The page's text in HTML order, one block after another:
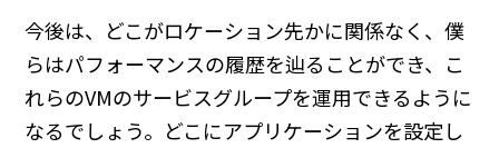
今後は、どこがロケーション先かに関係なく、僕
らはパフォーマンスの履歴を辿ることができ、こ
れらのVMのサービスグループを運用できるように
なるでしょう。どこにアプリケーションを設定し